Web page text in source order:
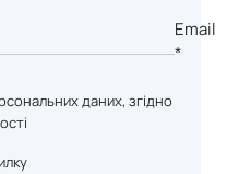
Email
*
даних, згідно